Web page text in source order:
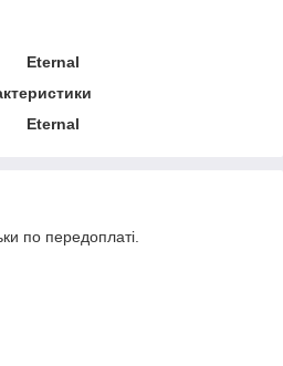
Eternal
Eternal
по передоплаті.